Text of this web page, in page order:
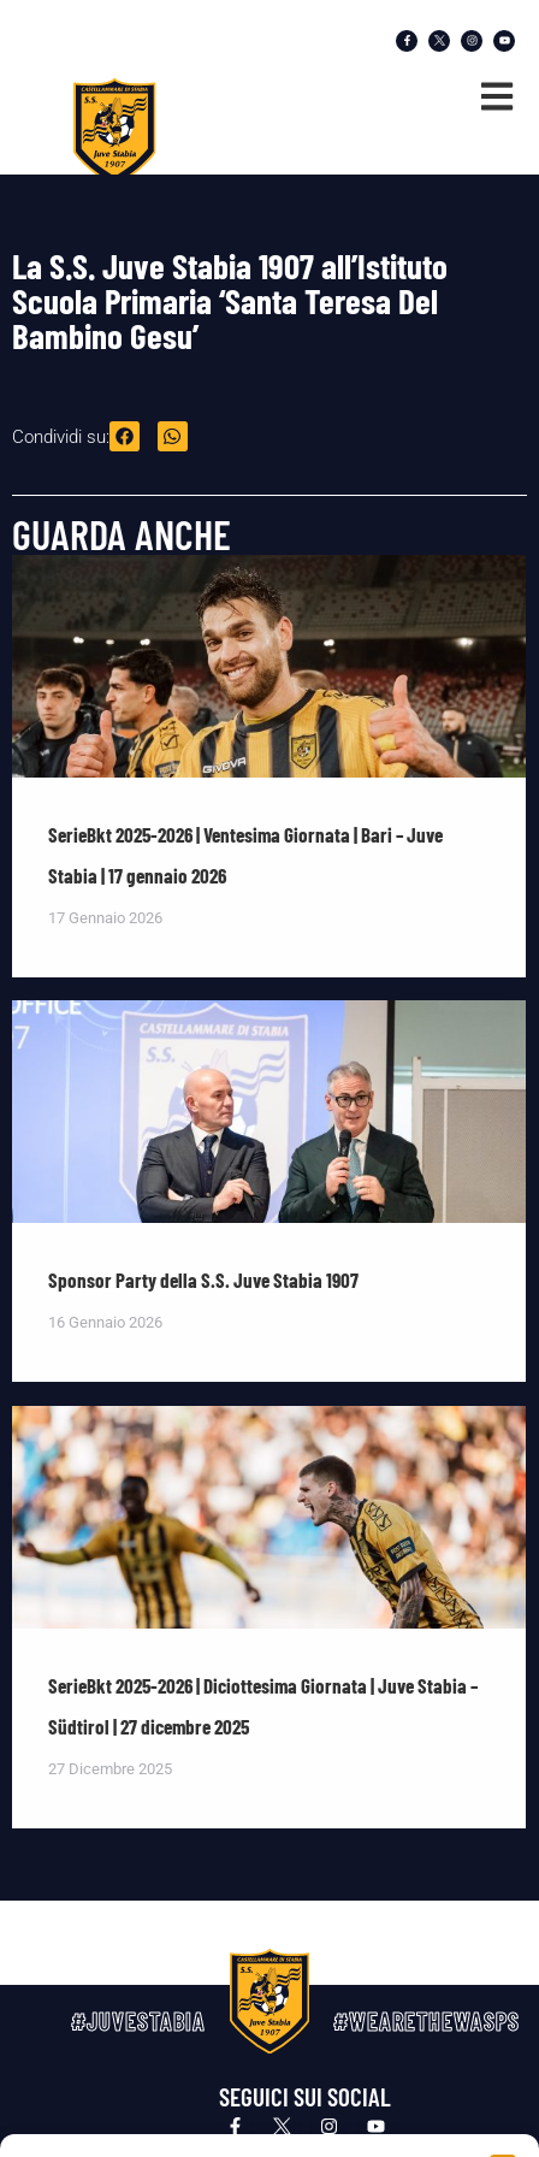
La S.S. Juve Stabia 1907 all’Istituto
Scuola Primaria ‘Santa Teresa Del
Bambino Gesu’
Condividi su:
GUARDA ANCHE
SerieBkt 2025-2026 | Ventesima Giornata | Bari – Juve
Stabia | 17 gennaio 2026
17 Gennaio 2026
Sponsor Party della S.S. Juve Stabia 1907
16 Gennaio 2026
SerieBkt 2025-2026 | Diciottesima Giornata | Juve Stabia –
Südtirol | 27 dicembre 2025
27 Dicembre 2025
#JUVESTABIA #WEARETHEWASPS
SEGUICI SUI SOCIAL